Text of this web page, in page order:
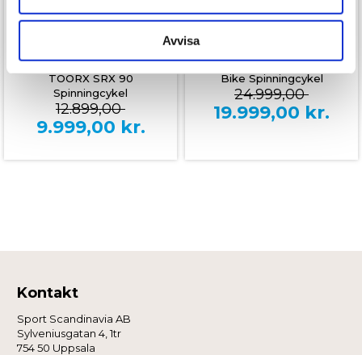
information som du har tillhandahållit eller som de har
samlat in när du har använt deras tjänster.
Avvisa
TOORX SRX 90
Spinningcykel
12.899,00
9.999,00 kr.
I lager
TOORX SRX 3500 Indoor
Bike Spinningcykel
24.999,00
19.999,00 kr.
Kontakt
Sport Scandinavia AB
Sylveniusgatan 4, 1tr
754 50 Uppsala